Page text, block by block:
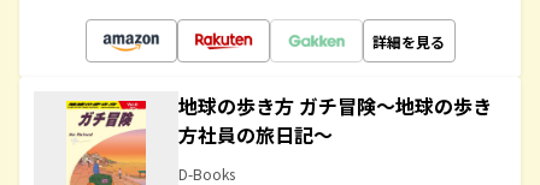
詳細を見る
地球の歩き方 ガチ冒険～地球の歩き
方社員の旅日記～
D-Books